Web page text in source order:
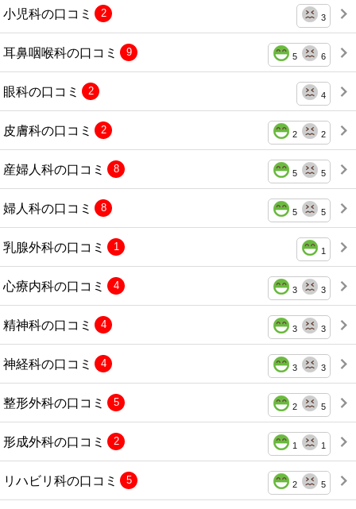
小児科の口コミ 3
2
耳鼻咽喉科の口コミ 5 6
9
眼科の口コミ 4
2
皮膚科の口コミ 2 2
2
産婦人科の口コミ 5 5
8
婦人科の口コミ 5 5
8
乳腺外科の口コミ 1
1
心療内科の口コミ 3 3
4
精神科の口コミ 3 3
4
神経科の口コミ 3 3
4
整形外科の口コミ 2 5
5
形成外科の口コミ 1 1
2
リハビリ科の口コミ 2 5
5